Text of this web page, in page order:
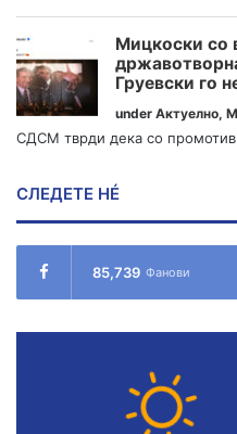
Мицкоски со
Груевски го
under Актуелно,
СДСМ тврди дека со
СЛЕДЕТЕ НÉ
85,739 Фанови